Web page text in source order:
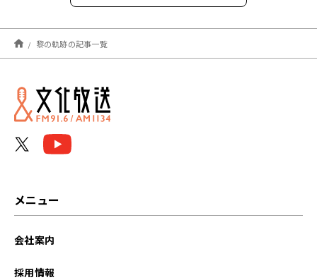
2023年08月
2023年07月
2023年06月
黎の軌跡の記事一覧
メニュー
会社案内
採用情報